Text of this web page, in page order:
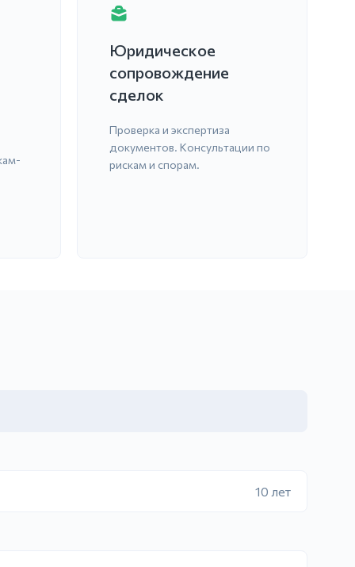
Юридическое
сопровождение
сделок
Проверка и экспертиза
документов. Консультации по
рискам и спорам.
10 лет